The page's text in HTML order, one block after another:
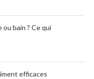
bain ? Ce qui
efficaces